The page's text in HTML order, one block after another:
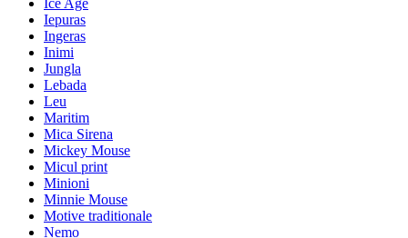
Ice Age
Iepuras
Ingeras
Inimi
Jungla
Lebada
Leu
Maritim
Mica Sirena
Mickey Mouse
Micul print
Minioni
Minnie Mouse
Motive traditionale
Nemo